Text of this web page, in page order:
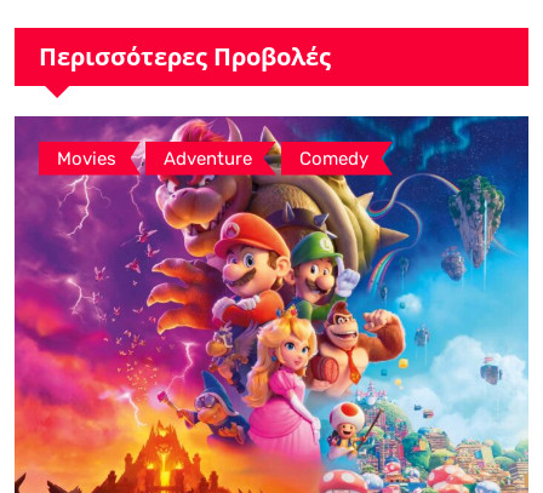
Περισσότερες Προβολές
Movies , Adventure , Comedy